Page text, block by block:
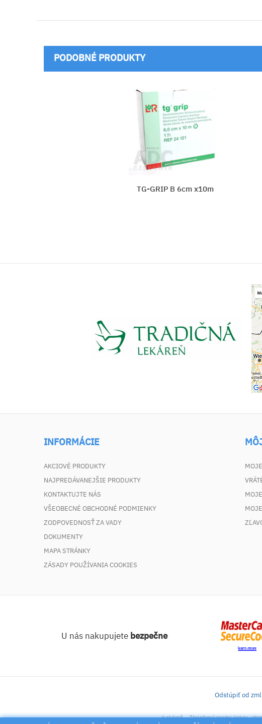
PODOBNÉ PRODUKTY
STŰLPA
INFORMÁCIE
AKCIOVÉ PRODUKTY
NAJPREDÁVANEJŠIE PRODUKTY
KONTAKTUJTE NÁS
VŠEOBECNÉ OBCHODNÉ PODMIENKY
ZODPOVEDNOSŤ ZA VADY
DOKUMENTY
MAPA STRÁNKY
ZÁSADY POUŽÍVANIA COOKIES
U nás nakupujete bezpečne
Odstúpiť od
iLekáreň – Zásielkový predaj liekov,